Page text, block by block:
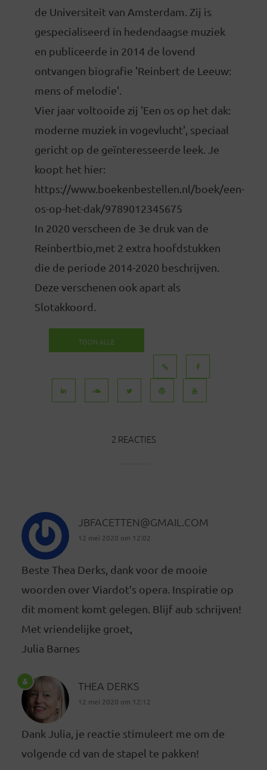
de Universiteit van Amsterdam. Zij is
gespecialiseerd in hedendaagse muziek
en publiceerde in 2014 de lovend
ontvangen biografie 'Reinbert de Leeuw:
mens of melodie'.
Vier jaar voltooide zij 'Een os op het dak:
moderne muziek in vogevlucht', speciaal
gericht op de geïnteresseerde leek. Je
koopt het hier:
https://www.boekenbestellen.nl/boek/een-
os-op-het-dak/9789012345675
In 2020 verscheen de 3e druk van de
Reinbertbio,met 2 extra hoofdstukken
die de periode 2014-2020 beschrijven.
Deze verschenen ook apart als
Slotakkoord.
TOON ALLE
2 REACTIES
JBFACETTEN@GMAIL.COM
12 mei 2020 om 12:02
Beste Thea Derks, dank voor de mooie
woorden over Viardot’s opera. Inspiratie op
dit moment komt gelegen. Blijf aub schrijven!
Met vriendelijke groet,
Julia Barnes
THEA DERKS
12 mei 2020 om 12:12
Dank Julia, je reactie stimuleert me om de
volgende cd van de stapel te pakken!